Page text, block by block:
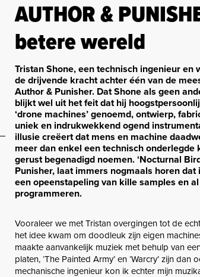
AUTHOR &
betere wereld
Tristan Shone, een technisch ingenieur
de drijvende kracht achter één van de
Author & Punisher. Dat Shone als geen
blijkt wel uit het feit dat hij
‘drone machines’ genoemd, ontwierp,
uniek en indrukwekkend ogend
illusie creëert dat mens en machine
meer dan enkel een technisch
gerust begenadigd noemen. ‘Nocturnal
Punisher, laat immers nogmaals horen
een opeenstapeling van kille samples en
programmeren.
Vooraleer we met Tristan overgingen tot de
het idee kwam om doodleuk zijn eigen
maakte aanvankelijk muziek met behulp van
platen, ‘The Painted Army’ en ‘Warcry’ zijn
mechanische ingenieur kon ik echter mijn